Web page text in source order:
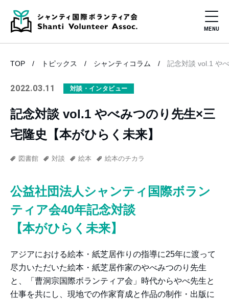
TOP トピックス シャンティコラム 記念対談 vol.1 や
2022.03.11 対談・インタビュー
記念対談 vol.1 やべみつのり先生×三
宅隆史【本がひらく未来】
図書館 対談 絵本 絵本のチカラ
公益社団法人シャンティ国際ボラン
ティア会40年記念対談
【本がひらく未来】
アジアにおける絵本・紙芝居作りの指導に25年に渡って
尽力いただいた絵本・紙芝居作家のやべみつのり先生
と、「曹洞宗国際ボランティア会」時代からやべ先生と
仕事を共にし、現地での作家育成と作品の制作・出版に